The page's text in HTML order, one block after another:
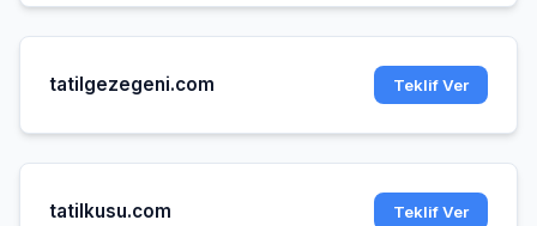
tatilgezegeni.com Teklif Ver
tatilkusu.com Teklif Ver